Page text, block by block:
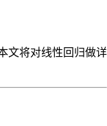
文将对线性回归做详